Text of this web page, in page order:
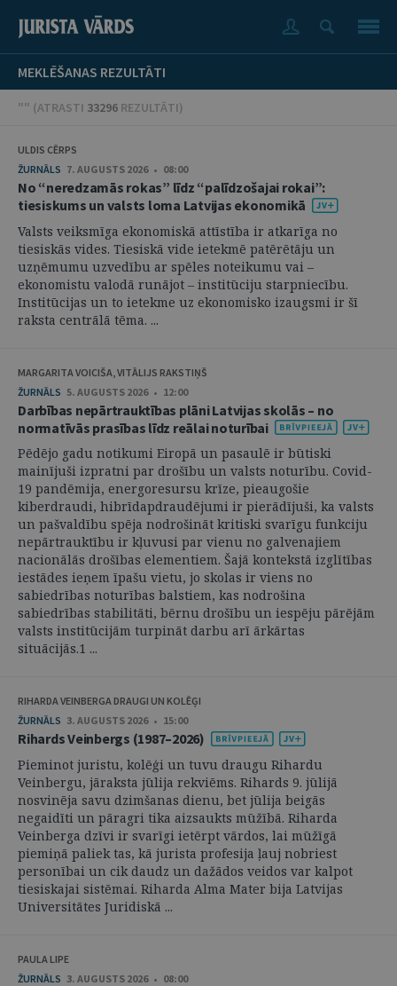
MEKLĒŠANAS REZULTĀTI
"" (ATRASTI 33296 REZULTĀTI)
ULDIS CĒRPS
ŽURNĀLS 7. AUGUSTS 2026 • 08:00
No “neredzamās rokas” līdz “palīdzošajai rokai”:
tiesiskums un valsts loma Latvijas ekonomikā
Valsts veiksmīga ekonomiskā attīstība ir atkarīga no
tiesiskās vides. Tiesiskā vide ietekmē patērētāju un
uzņēmumu uzvedību ar spēles noteikumu vai –
ekonomistu valodā runājot – institūciju starpniecību.
Institūcijas un to ietekme uz ekonomisko izaugsmi ir šī
raksta centrālā tēma. ...
MARGARITA VOICIŠA, VITĀLIJS RAKSTIŅŠ
ŽURNĀLS 5. AUGUSTS 2026 • 12:00
Darbības nepārtrauktības plāni Latvijas skolās – no
normatīvās prasības līdz reālai noturībai
Pēdējo gadu notikumi Eiropā un pasaulē ir būtiski
mainījuši izpratni par drošību un valsts noturību. Covid-
19 pandēmija, energoresursu krīze, pieaugošie
kiberdraudi, hibrīdapdraudējumi ir pierādījuši, ka valsts
un pašvaldību spēja nodrošināt kritiski svarīgu funkciju
nepārtrauktību ir kļuvusi par vienu no galvenajiem
nacionālās drošības elementiem. Šajā kontekstā izglītības
iestādes ieņem īpašu vietu, jo skolas ir viens no
sabiedrības noturības balstiem, kas nodrošina
sabiedrības stabilitāti, bērnu drošību un iespēju pārējām
valsts institūcijām turpināt darbu arī ārkārtas
situācijās.1 ...
RIHARDA VEINBERGA DRAUGI UN KOLĒĢI
ŽURNĀLS 3. AUGUSTS 2026 • 15:00
Rihards Veinbergs (1987–2026)
Pieminot juristu, kolēģi un tuvu draugu Rihardu
Veinbergu, jāraksta jūlija rekviēms. Rihards 9. jūlijā
nosvinēja savu dzimšanas dienu, bet jūlija beigās
negaidīti un pāragri tika aizsaukts mūžībā. Riharda
Veinberga dzīvi ir svarīgi ietērpt vārdos, lai mūžīgā
piemiņā paliek tas, kā jurista profesija ļauj nobriest
personībai un cik daudz un dažādos veidos var kalpot
tiesiskajai sistēmai. Riharda Alma Mater bija Latvijas
Universitātes Juridiskā ...
PAULA LIPE
ŽURNĀLS 3. AUGUSTS 2026 • 08:00